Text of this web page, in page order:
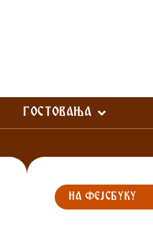
ГОСТОВАЊА
НА ФЕЈСБУКУ